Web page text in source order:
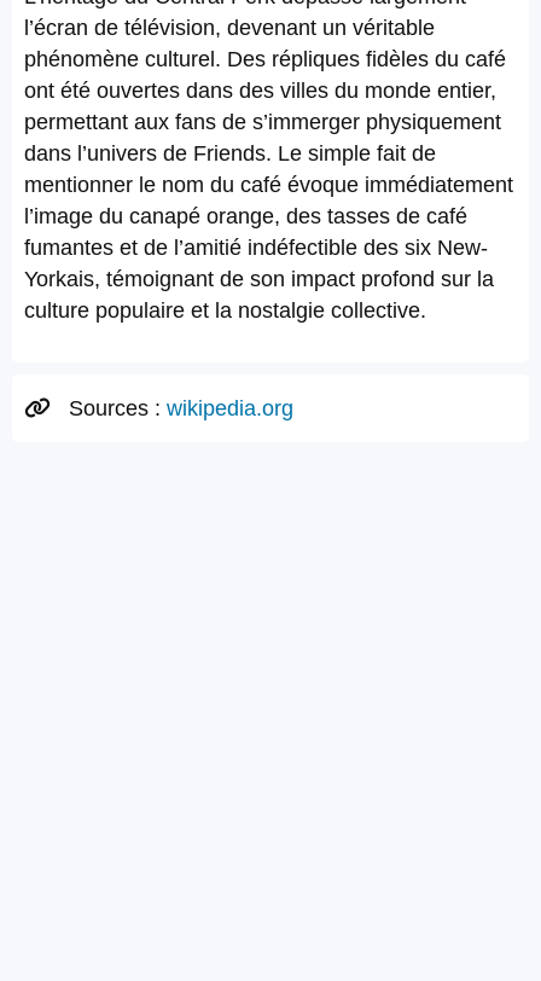
l’écran de télévision, devenant un véritable
phénomène culturel. Des répliques fidèles du café
ont été ouvertes dans des villes du monde entier,
permettant aux fans de s’immerger physiquement
dans l’univers de Friends. Le simple fait de
mentionner le nom du café évoque immédiatement
l’image du canapé orange, des tasses de café
fumantes et de l’amitié indéfectible des six New-
Yorkais, témoignant de son impact profond sur la
culture populaire et la nostalgie collective.
Sources : wikipedia.org